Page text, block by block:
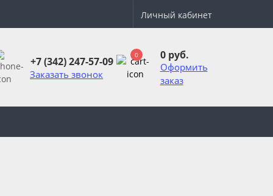
Личный кабинет
+7 (342) 247-57-09
Заказать звонок
0 0 руб.
Оформить
заказ